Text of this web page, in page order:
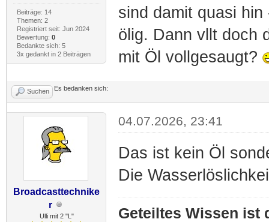
Beiträge: 14
Themen: 2
Registriert seit: Jun 2024
Bewertung: 0
Bedankte sich: 5
3x gedankt in 2 Beiträgen
sind damit quasi
ölig. Dann vllt doch
mit Öl vollgesaugt?
Suchen Es bedanken sich:
Broadcasttechnike
r
Ulli mit 2 "L"
04.07.2026, 23:41
Das ist kein Öl
Die
Geteiltes Wissen ist